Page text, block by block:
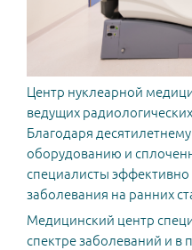
Центр нуклеарной
ведущих
Благодаря
оборудованию и
специалисты
заболевания на ранних
Медицинский центр
спектре заболеваний и в